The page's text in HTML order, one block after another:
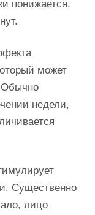
понижается.
может
Обычно
недели,
Существенно
лицо